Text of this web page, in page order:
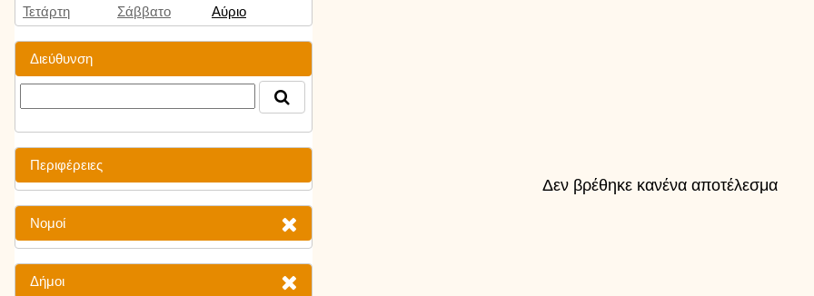
Τετάρτη
Σάββατο
Αύριο
Διεύθυνση
Περιφέρειες
Νομοί
Δήμοι
Δεν βρέθηκε κανένα αποτέλεσμα